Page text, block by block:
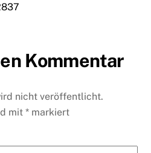
Kommentar
nicht veröffentlicht.
mit* markiert